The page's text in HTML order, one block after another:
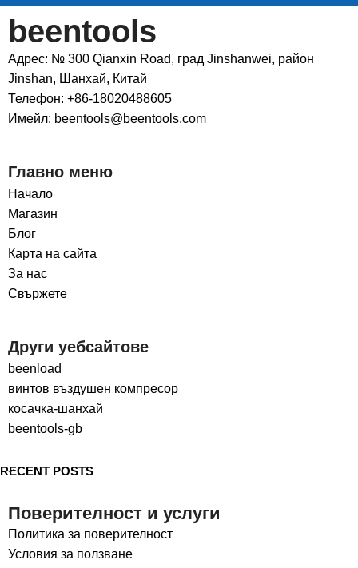
beentools
Адрес: № 300 Qianxin Road, град Jinshanwei, район
Jinshan, Шанхай, Китай
Телефон: +86-18020488605
Имейл: beentools@beentools.com
Главно меню
Начало
Магазин
Блог
Карта на сайта
За нас
Свържете
Други уебсайтове
beenload
винтов въздушен компресор
косачка-шанхай
beentools-gb
RECENT POSTS
Поверителност и услуги
Политика за поверителност
Условия за ползване